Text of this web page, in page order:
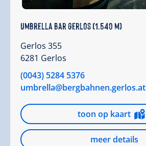
Umbrella Bar Gerlos (1.540 m)
Gerlos 355
6281 Gerlos
(0043) 5284 5376
umbrella@bergbahnen.gerlos.at
toon op kaart
meer details